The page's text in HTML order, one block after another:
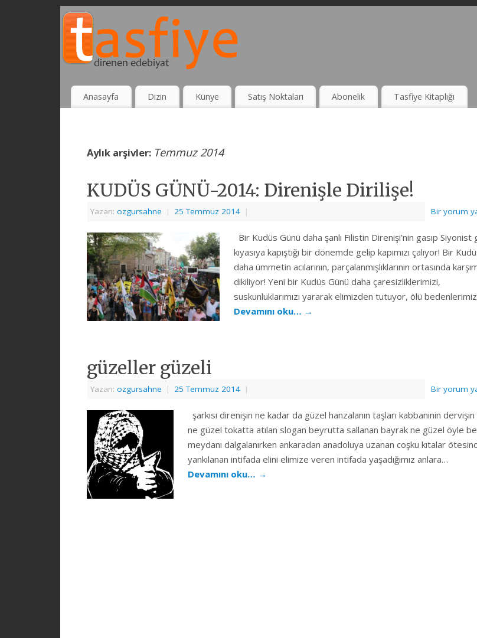
Anasayfa Dizin Künye Satış Noktaları Abonelik Tasfiye Kitaplığı
Aylık arşivler: Temmuz 2014
KUDÜS GÜNÜ-2014: Direnişle Dirilişe!
Yazarı: ozgursahne | 25 Temmuz 2014 | Bir yorum
Bir Kudüs Günü daha şanlı Filistin Direnişi’nin gasıp Siyonist
kıyasıya kapıştığı bir dönemde gelip kapımızı çalıyor! Bir
daha ümmetin acılarının, parçalanmışlıklarının ortasında
dikiliyor! Yeni bir Kudüs Günü daha çaresizliklerimizi,
suskunluklarımızı yararak elimizden tutuyor, ölü
Devamını oku… →
güzeller güzeli
Yazarı: ozgursahne | 25 Temmuz 2014 | Bir yorum
şarkısı direnişin ne kadar da güzel hanzalanın taşları kabbaninin
ne güzel tokatta atılan slogan beyrutta sallanan bayrak ne güzel öyle
meydanı dalgalanırken ankaradan anadoluya uzanan coşku kıtalar
yankılanan intifada elini elimize veren intifada yaşadığımız anlara…
Devamını oku… →